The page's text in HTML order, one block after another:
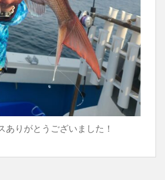
ありがとうございました！